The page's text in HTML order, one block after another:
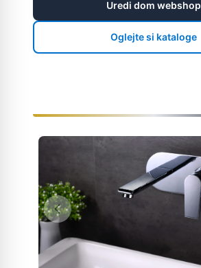
Uredi dom webshop
Oglejte si kataloge